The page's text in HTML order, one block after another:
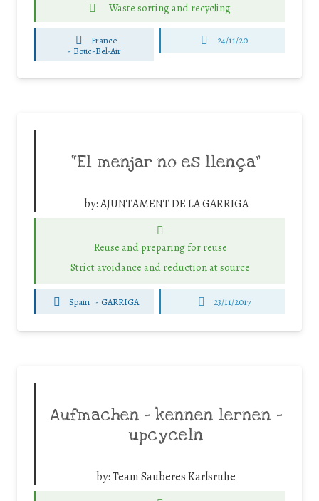
Waste sorting and recycling
France
- Bouc-Bel-Air
24/11/20
“El menjar no es llença”
by:AJUNTAMENT DE LA GARRIGA
Reuse and preparing for reuse
Strict avoidance and reduction at source
Spain - GARRIGA 23/11/2017
Aufmachen – kennen lernen –
upcyceln
by:Team Sauberes Karlsruhe